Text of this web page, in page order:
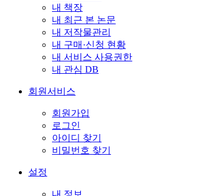
내 책장
내 최근 본 논문
내 저작물관리
내 구매·신청 현황
내 서비스 사용권한
내 관심 DB
회원서비스
회원가입
로그인
아이디 찾기
비밀번호 찾기
설정
내 정보